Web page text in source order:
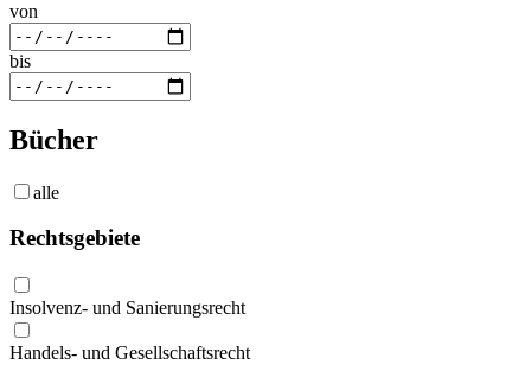
von
bis
Bücher
alle
Rechtsgebiete
Insolvenz- und Sanierungsrecht
Handels- und Gesellschaftsrecht